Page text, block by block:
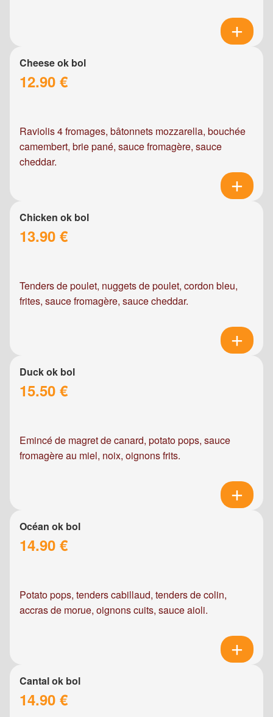
Cheese ok bol
12.90 €
Raviolis 4 fromages, bâtonnets mozzarella, bouchée
camembert, brie pané, sauce fromagère, sauce
cheddar.
Chicken ok bol
13.90 €
Tenders de poulet, nuggets de poulet, cordon bleu,
frites, sauce fromagère, sauce cheddar.
Duck ok bol
15.50 €
Emincé de magret de canard, potato pops, sauce
fromagère au miel, noix, oignons frits.
Océan ok bol
14.90 €
Potato pops, tenders cabillaud, tenders de colin,
accras de morue, oignons cuits, sauce aioli.
Cantal ok bol
14.90 €